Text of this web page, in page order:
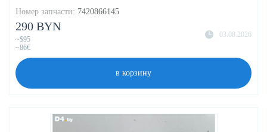
Номер запчасти: 7420866145
03.08.2026
290 BYN
~$95
~86€
в корзину